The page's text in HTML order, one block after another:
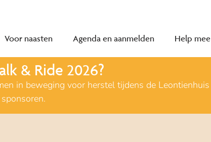
Voor naasten Agenda en aanmelden Help mee
& Ride 2026?
in beweging voor herstel tijdens de